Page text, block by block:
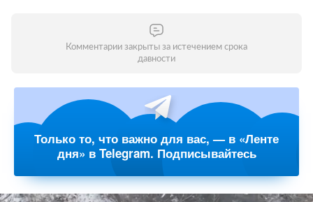
Комментарии закрыты за истечением срока
давности
Только то, что важно для вас, — в «Ленте
дня» в Telegram. Подписывайтесь